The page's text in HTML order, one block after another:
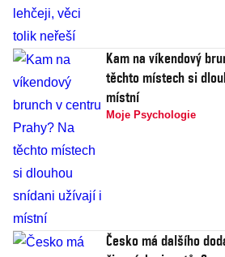
Kam na víkendový
těchto místech si
místní
Moje Psychologie
Česko má dalšího